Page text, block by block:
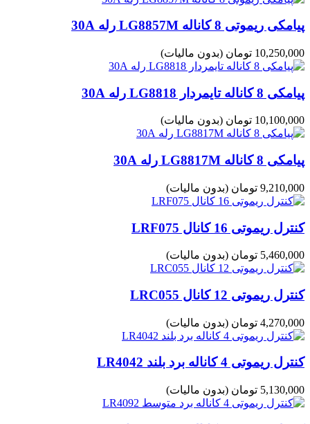
پیامکی ریموتی 8 کاناله LG8857M رله 30A
10,250,000 تومان (بدون مالیات)
پیامکی 8 کاناله تایمردار LG8818 رله 30A
10,100,000 تومان (بدون مالیات)
پیامکی 8 کاناله LG8817M رله 30A
9,210,000 تومان (بدون مالیات)
کنترل ریموتی 16 کانال LRF075
5,460,000 تومان (بدون مالیات)
کنترل ریموتی 12 کانال LRC055
4,270,000 تومان (بدون مالیات)
کنترل ریموتی 4 کاناله برد بلند LR4042
5,130,000 تومان (بدون مالیات)